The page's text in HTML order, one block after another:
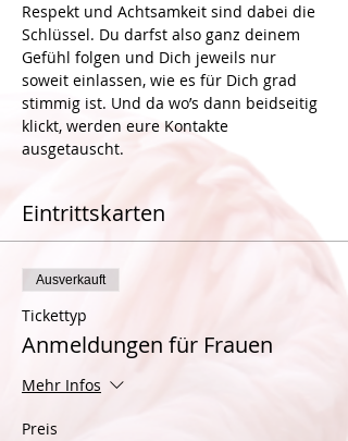
Respekt und Achtsamkeit sind dabei die
Schlüssel. Du darfst also ganz deinem
Gefühl folgen und Dich jeweils nur
soweit einlassen, wie es für Dich grad
stimmig ist. Und da wo’s dann beidseitig
klickt, werden eure Kontakte
Eintrittskarten
Ausverkauft
Tickettyp
Anmeldungen für Frauen
Mehr Infos
Preis